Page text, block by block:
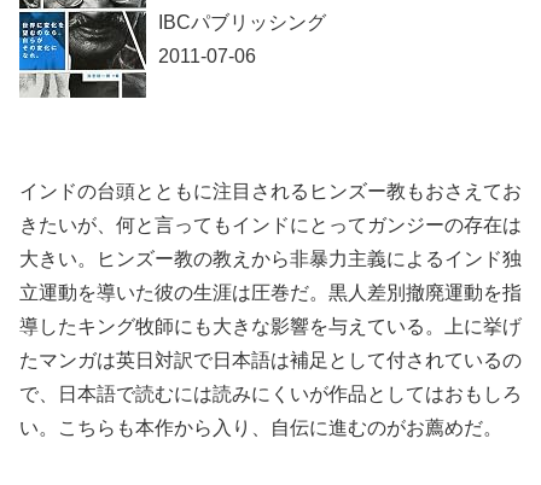
IBCパブリッシング
2011-07-06
インドの台頭とともに注目されるヒンズー教もおさえてお
きたいが、何と言ってもインドにとってガンジーの存在は
大きい。ヒンズー教の教えから非暴力主義によるインド独
立運動を導いた彼の生涯は圧巻だ。黒人差別撤廃運動を指
導したキング牧師にも大きな影響を与えている。上に挙げ
たマンガは英日対訳で日本語は補足として付されているの
で、日本語で読むには読みにくいが作品としてはおもしろ
い。こちらも本作から入り、自伝に進むのがお薦めだ。